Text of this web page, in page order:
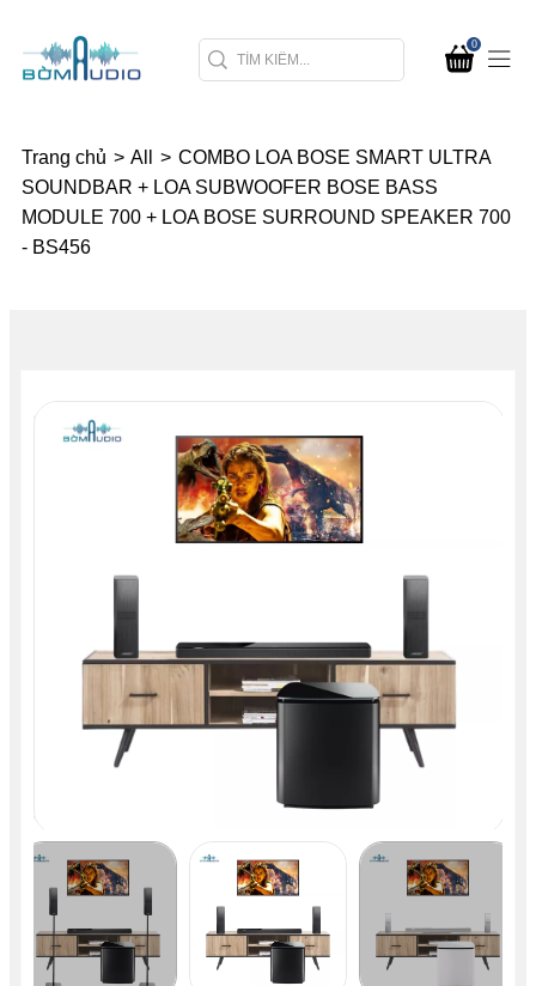
0
Trang chủ > All > COMBO LOA BOSE SMART ULTRA
SOUNDBAR + LOA SUBWOOFER BOSE BASS
MODULE 700 + LOA BOSE SURROUND SPEAKER 700
- BS456